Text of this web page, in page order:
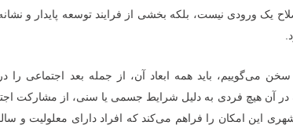
یک ورودی نیست، بلکه بخشی از فرایند توسعه پایدار و
می‌گوییم، باید همه ابعاد آن، از جمله بعد اجتماعی را
در آن هیچ فردی به دلیل شرایط جسمی یا سنی، از مشارکت
این امکان را فراهم می‌کند که افراد دارای معلولیت و